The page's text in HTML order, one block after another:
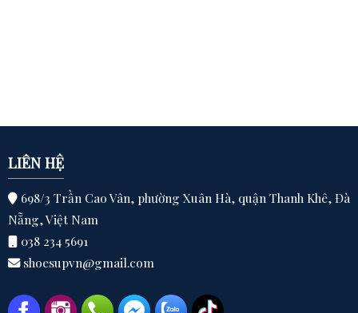
LIÊN HỆ
698/3 Trần Cao Vân, phường Xuân Hà, quận Thanh Khê, Đà
Nẵng, Việt Nam
038 234 5691
shoesupvn@gmail.com